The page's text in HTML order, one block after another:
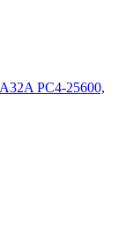
PC4-25600,